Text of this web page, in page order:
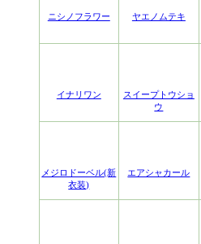
ニシノフラワー ヤエノムテキ
イナリワン
スイープトウショ
ウ
メジロドーベル(新
衣装)
エアシャカール